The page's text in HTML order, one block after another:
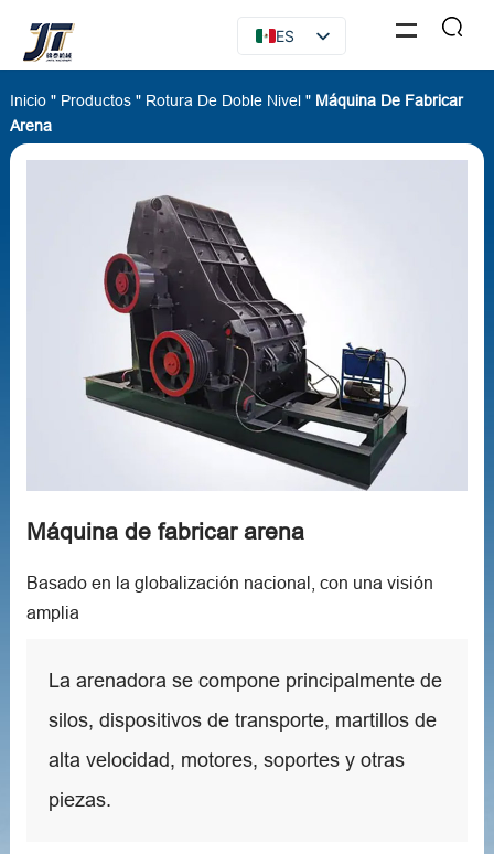
ES
EN
FR
RU
Inicio" Productos" Rotura De Doble Nivel" Máquina De Fabricar
Arena
Máquina de fabricar arena
Basado en la globalización nacional, con una visión
amplia
La arenadora se compone principalmente de
silos, dispositivos de transporte, martillos de
alta velocidad, motores, soportes y otras
piezas.